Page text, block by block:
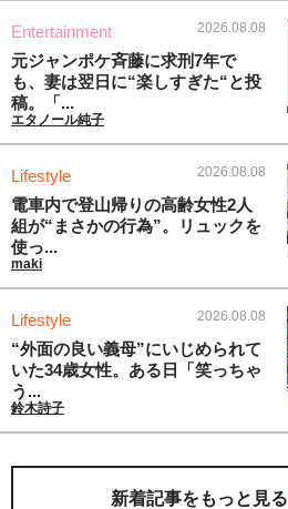
Entertainment 2026.08.08
元ジャンポケ斉藤に求刑7年で
も、妻は翌日に“楽しすぎた“と投
稿。「...
エタノール純子
Lifestyle 2026.08.08
電車内で登山帰りの高齢女性2人
組が“まさかの行為”。リュックを
使っ...
maki
Lifestyle 2026.08.08
“外面の良い義母”にいじめられて
いた34歳女性。ある日「笑っちゃ
う...
鈴木詩子
新着記事をもっと見る